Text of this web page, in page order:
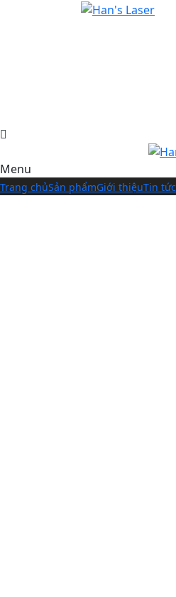
Menu
Trang chủSản phẩmGiới thiệuTin tức